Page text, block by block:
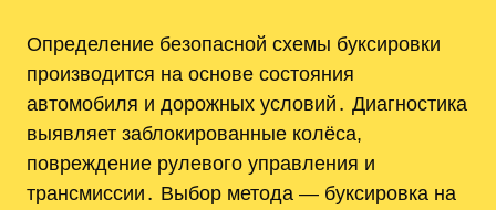
Определение безопасной схемы буксировки
производится на основе состояния
автомобиля и дорожных условий․ Диагностика
выявляет заблокированные колёса,
повреждение рулевого управления и
трансмиссии․ Выбор метода — буксировка на